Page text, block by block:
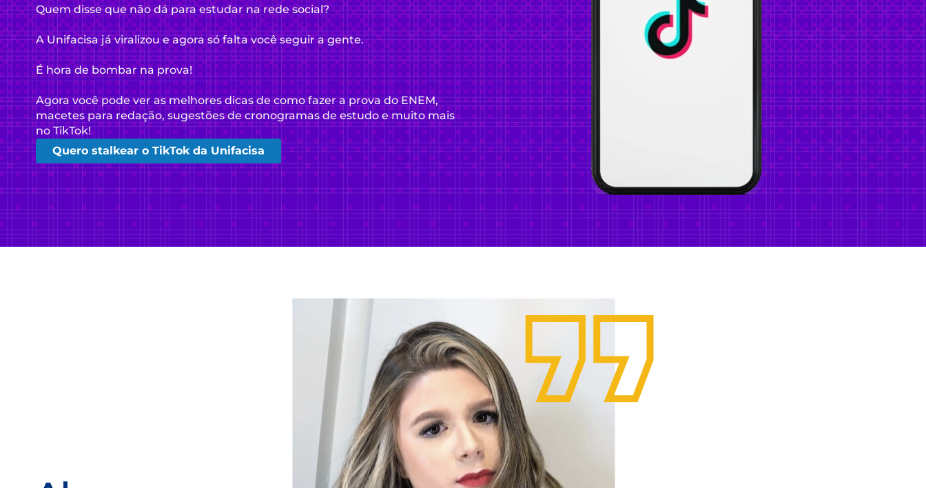
Quem disse que não dá para estudar na rede social?
A Unifacisa já viralizou e agora só falta você seguir a gente.
É hora de bombar na prova!
Agora você pode ver as melhores dicas de como fazer a prova do ENEM,
macetes para redação, sugestões de cronogramas de estudo e muito mais
no TikTok!
Quero stalkear o TikTok da Unifacisa